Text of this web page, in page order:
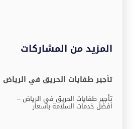
المزيد من المشاركات
تأجير طفايات الحريق في الرياض
تأجير طفايات الحريق في الرياض –
أفضل خدمات السلامة بأسعار